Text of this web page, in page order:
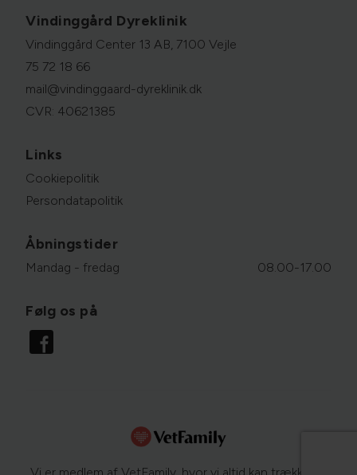
Vindinggård Dyreklinik
Vindinggård Center 13 AB, 7100 Vejle
75 72 18 66
mail@vindinggaard-dyreklinik.dk
CVR: 40621385
Links
Cookiepolitik
Persondatapolitik
Åbningstider
Mandag - fredag 08.00-17.00
Følg os på